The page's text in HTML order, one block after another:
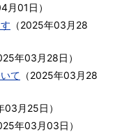
月01日 ）
（2025年03月28
年03月28日 ）
て （2025年03月28
03月25日 ）
年03月03日 ）